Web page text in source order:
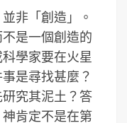
非「創造」。
是一個創造的
學家要在火星
是尋找甚麼？
究其泥土？答
肯定不是在第